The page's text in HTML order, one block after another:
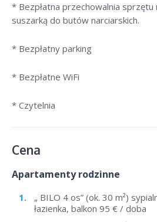
* Bezpłatna przechowalnia sprzętu
suszarką do butów narciarskich.
* Bezpłatny parking
* Bezpłatne WiFi
* Czytelnia
Cena
Apartamenty rodzinne
„ BILO 4 os” (ok. 30 m²)
łazienka, balkon 95 € / doba